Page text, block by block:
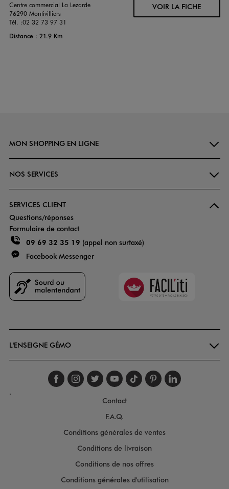
Centre commercial La Lezarde
76290 Montivilliers
Tél. :02 32 73 97 31
Distance : 21.9 Km
VOIR LA FICHE
MON SHOPPING EN LIGNE
NOS SERVICES
SERVICES CLIENT
Questions/réponses
Formulaire de contact
09 69 32 35 19 (appel non surtaxé)
Facebook Messenger
Faciliti
L'ENSEIGNE GÉMO
Suivez-nous sur
Suivez-nous sur
Suivez-nous sur
Suivez-nous
Suivez-nous
Suivez-
.
Contact
F.A.Q.
Conditions générales de ventes
Conditions de livraison
Conditions de nos offres
Conditions générales d'utilisation